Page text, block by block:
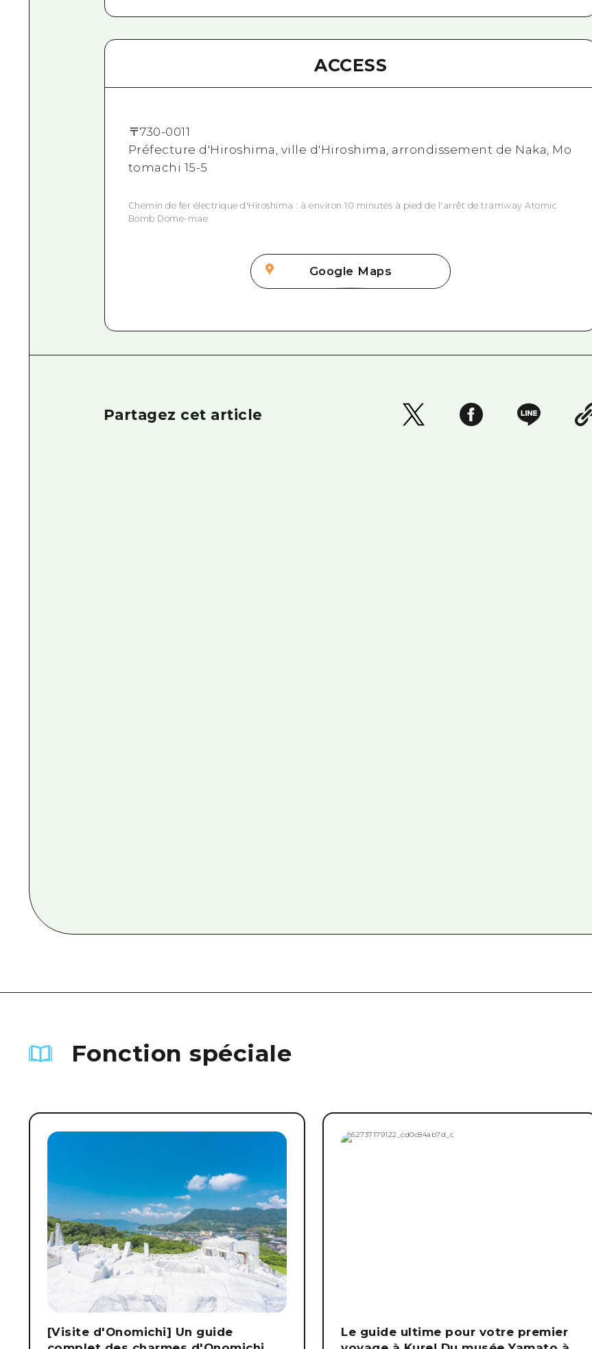
ACCESS
〒730-0011
Préfecture d'Hiroshima, ville d'Hiroshima, arrondissement de Naka, Mo
tomachi 15-5
Chemin de fer électrique d'Hiroshima : à environ 10 minutes à pied de l'arrêt de tramway Atomic
Bomb Dome-mae
Google Maps
Partagez cet article
Fonction spéciale
[Visite d'Onomichi] Un guide
Le guide ultime pour votre premier